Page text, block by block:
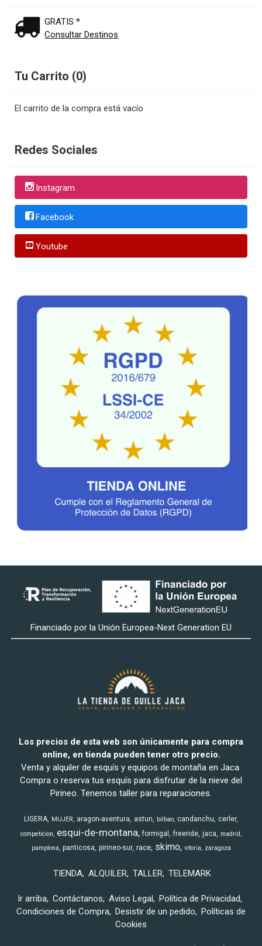
GRATIS *
Consultar Destinos
Tu Carrito (0)
El carrito de la compra está vacío
Redes Sociales
Instagram
Facebook
Youtube
Financiado por la Unión Europea-Next Generation EU
Los precios de esta web son únicamente para compra
online, en tienda pueden tener otro precio.
Venta y alquiler de esquís y equipos de montaña en Jaca.
Compra o reserva tus esquís para disfrutar de la nieve del
Pirineo. Tenemos taller para reparaciones.
LIGERA MUJER aragon-aventura astun bilbao candanchu cerler
competicion esqui-de-montana formigal freeride jaca
madrid
pamplona panticosa pirineo-sur race skimo vitoria zaragoza
TIENDA ALQUILER TALLER TELEMARK
Ir arriba Contáctanos Aviso Legal
Política de Privacidad
Condiciones de Compra Desistir de un pedido
Políticas de
Cookies